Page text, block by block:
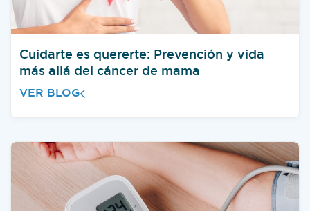
Cuidarte es quererte: Prevención y vida
más allá del cáncer de mama
VER BLOG